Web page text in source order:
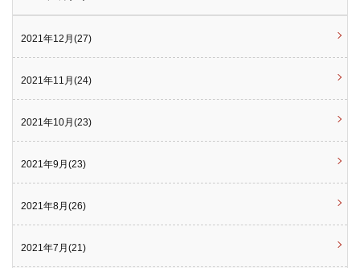
2021年12月(27)
2021年11月(24)
2021年10月(23)
2021年9月(23)
2021年8月(26)
2021年7月(21)